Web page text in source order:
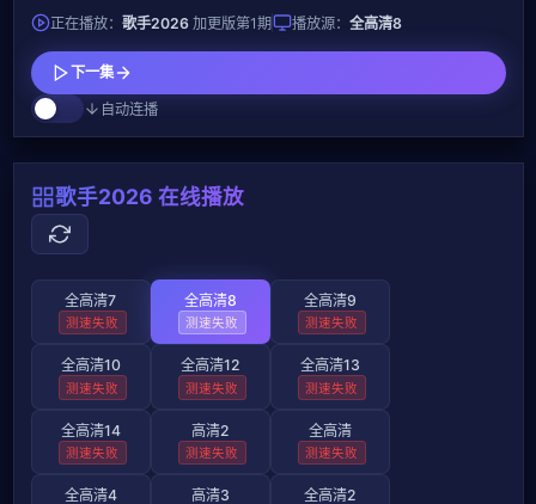
正在播放： 歌手2026 加更版第1期 播放源： 全高清8
下一集
自动连播
歌手2026 在线播放
全高清7
测速失败
全高清8
测速失败
全高清9
测速失败
全高清10
测速失败
全高清12
测速失败
全高清13
测速失败
全高清14
测速失败
高清2
测速失败
全高清
测速失败
全高清4 高清3 全高清2